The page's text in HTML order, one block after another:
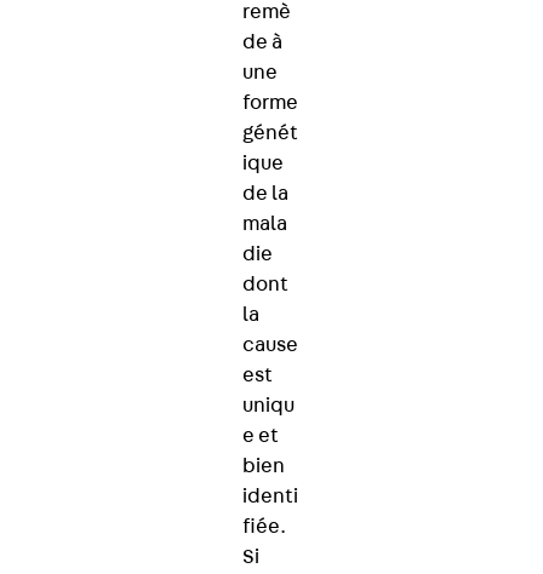
remè
de à
une
forme
génét
ique
de la
mala
die
dont
la
cause
est
uniqu
e et
bien
identi
fiée.
Si